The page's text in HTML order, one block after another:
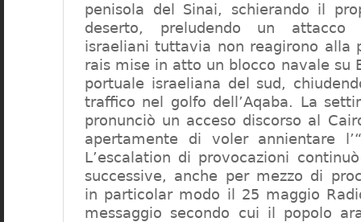
penisola del Sinai, schierando il
deserto, preludendo un attacco
israeliani tuttavia non reagirono alla
rais mise in atto un blocco navale su
portuale israeliana del sud,
traffico nel golfo dell’Aqaba. La
pronunciò un acceso discorso al
apertamente di voler annientare
L’escalation di provocazioni
successive, anche per mezzo di
in particolar modo il 25 maggio
messaggio secondo cui il popolo